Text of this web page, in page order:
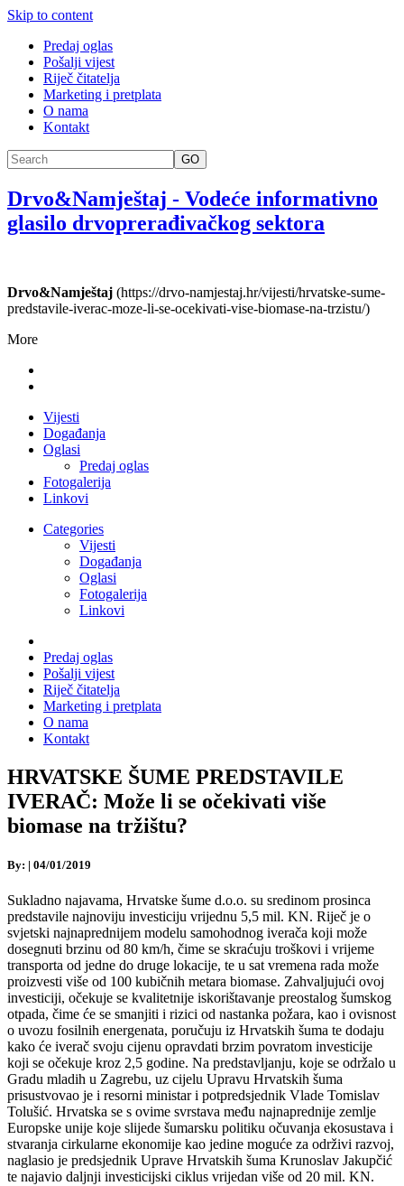
Skip to content
Predaj oglas
Pošalji vijest
Riječ čitatelja
Marketing i pretplata
O nama
Kontakt
GO
Drvo&Namještaj - Vodeće informativno
glasilo drvoprerađivačkog sektora
Drvo&Namještaj (https://drvo-namjestaj.hr/vijesti/hrvatske-sume-
predstavile-iverac-moze-li-se-ocekivati-vise-biomase-na-trzistu/)
More
Vijesti
Događanja
Oglasi
Predaj oglas
Fotogalerija
Linkovi
Categories
Vijesti
Događanja
Oglasi
Fotogalerija
Linkovi
Predaj oglas
Pošalji vijest
Riječ čitatelja
Marketing i pretplata
O nama
Kontakt
HRVATSKE ŠUME PREDSTAVILE
IVERAČ: Može li se očekivati više
biomase na tržištu?
By: | 04/01/2019
Sukladno najavama, Hrvatske šume d.o.o. su sredinom prosinca
predstavile najnoviju investiciju vrijednu 5,5 mil. KN. Riječ je o
svjetski najnaprednijem modelu samohodnog iverača koji može
dosegnuti brzinu od 80 km/h, čime se skraćuju troškovi i vrijeme
transporta od jedne do druge lokacije, te u sat vremena rada može
proizvesti više od 100 kubičnih metara biomase. Zahvaljujući ovoj
investiciji, očekuje se kvalitetnije iskorištavanje preostalog šumskog
otpada, čime će se smanjiti i rizici od nastanka požara, kao i ovisnost
o uvozu fosilnih energenata, poručuju iz Hrvatskih šuma te dodaju
kako će iverač svoju cijenu opravdati brzim povratom investicije
koji se očekuje kroz 2,5 godine. Na predstavljanju, koje se održalo u
Gradu mladih u Zagrebu, uz cijelu Upravu Hrvatskih šuma
prisustvovao je i resorni ministar i potpredsjednik Vlade Tomislav
Tolušić. Hrvatska se s ovime svrstava među najnaprednije zemlje
Europske unije koje slijede šumarsku politiku očuvanja ekosustava i
stvaranja cirkularne ekonomije kao jedine moguće za održivi razvoj,
naglasio je predsjednik Uprave Hrvatskih šuma Krunoslav Jakupčić
te najavio daljnji investicijski ciklus vrijedan više od 20 mil. KN.